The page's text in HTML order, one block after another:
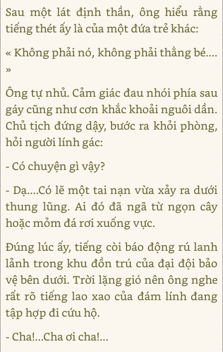
Sau một lát định thần, ông hiểu rằng
tiếng thét ấy là của một đứa trẻ khác:
« Không phải nó, không phải thằng bé....
»
Ông tự nhủ. Cảm giác đau nhói phía sau
gáy cũng như cơn khắc khoải nguôi dần.
Chủ tịch đứng dậy, bước ra khỏi phòng,
hỏi người lính gác:
- Có chuyện gì vậy?
- Dạ....Có lẽ một tai nạn vừa xảy ra dưới
thung lũng. Ai đó đã ngã từ ngọn cây
hoặc mỏm đá rơi xuống vực.
Đúng lúc ấy, tiếng còi báo động rú lanh
lảnh trong khu đồn trú của đại đội bảo
vệ bên dưới. Trời lặng gió nên ông nghe
rất rõ tiếng lao xao của đám lính đang
tập hợp đi cứu hộ.
- Cha!...Cha ơi cha!...